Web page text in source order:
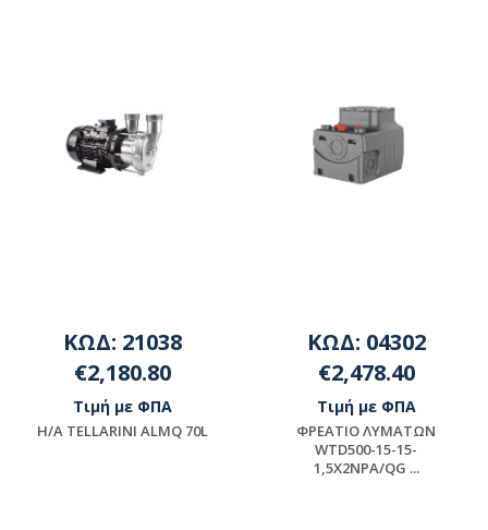
ΚΩΔ: 21038
€2,180.80
Τιμή με ΦΠΑ
Η/Α TELLARINI ALMQ 70L
ΚΩΔ: 04302
€2,478.40
Τιμή με ΦΠΑ
ΦΡΕΑΤΙΟ ΛΥΜΑΤΩΝ
WTD500-15-15-
1,5X2NPA/QG ...